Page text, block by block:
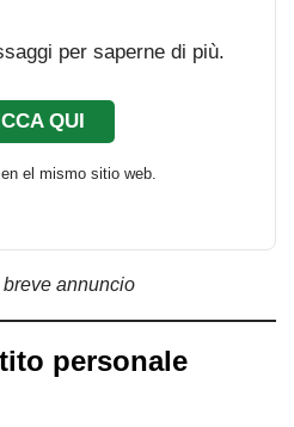
per saperne di più.
QUI
el mismo sitio web.
breve annuncio
personale